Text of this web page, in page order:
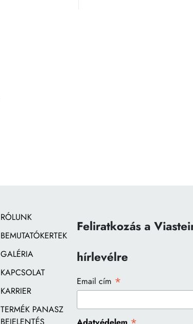
RÓLUNK
BEMUTATÓKERTEK
GALÉRIA
KAPCSOLAT
KARRIER
TERMÉK PANASZ
BEJELENTÉS
Feliratkozás a
hírlevélre
Email cím *